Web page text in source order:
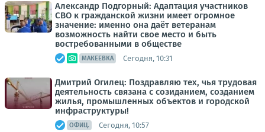
Александр Подгорный: Адаптация участников
СВО к гражданской жизни имеет огромное
значение: именно она даёт ветеранам
возможность найти свое место и быть
востребованными в обществе
МАКЕЕВКА Сегодня, 10:31
Дмитрий Огилец: Поздравляю тех, чья трудовая
деятельность связана с созиданием, созданием
жилья, промышленных объектов и городской
инфраструктуры!
ОФИЦ. Сегодня, 10:57